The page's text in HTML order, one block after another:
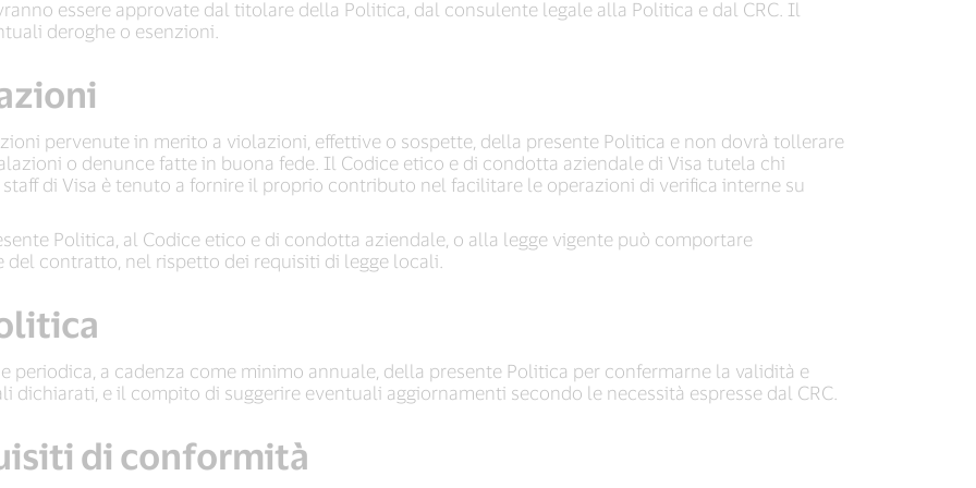
essere approvate dal titolare della Politica, dal consulente legale alla Politica e dal CRC. Il
deroghe o esenzioni.
pervenute in merito a violazioni, effettive o sospette, della presente Politica e non dovrà tollerare
o denunce fatte in buona fede. Il Codice etico e di condotta aziendale di Visa tutela chi
di Visa è tenuto a fornire il proprio contributo nel facilitare le operazioni di verifica interne su
Politica, al Codice etico e di condotta aziendale, o alla legge vigente può comportare
contratto, nel rispetto dei requisiti di legge locali.
a cadenza come minimo annuale, della presente Politica per confermarne la validità e
dichiarati, e il compito di suggerire eventuali aggiornamenti secondo le necessità espresse dal CRC.
di conformità